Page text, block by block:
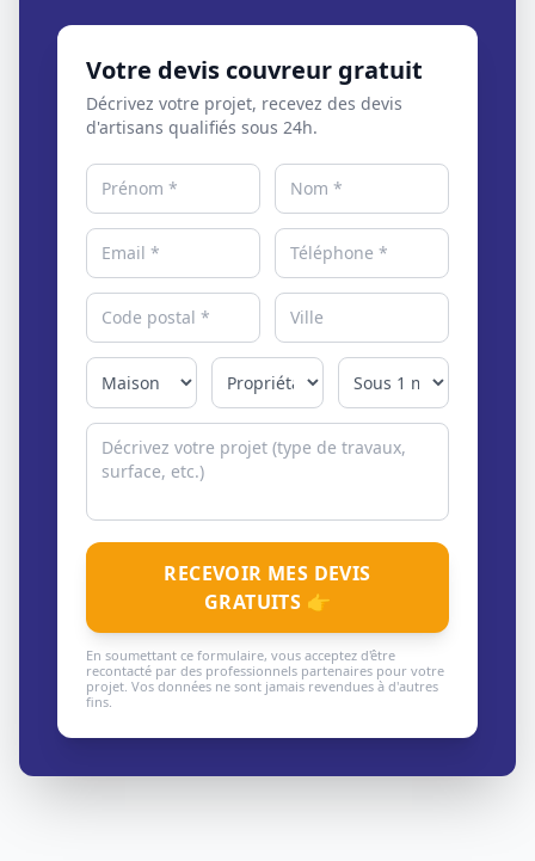
Votre devis couvreur gratuit
Décrivez votre projet, recevez des devis
d'artisans qualifiés sous 24h.
RECEVOIR MES DEVIS
GRATUITS 👉
En soumettant ce formulaire, vous acceptez d'être
recontacté par des professionnels partenaires pour votre
projet. Vos données ne sont jamais revendues à d'autres
fins.